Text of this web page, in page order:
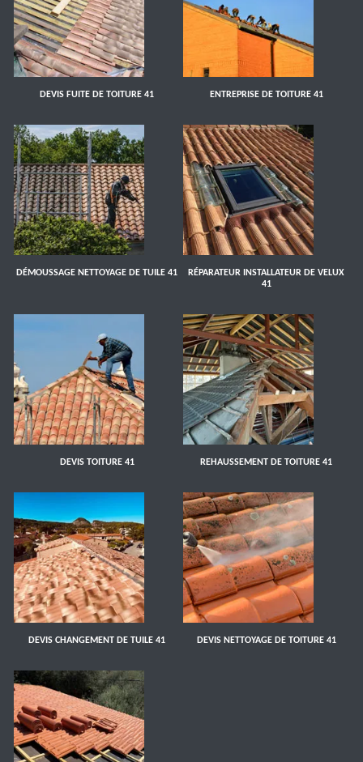
DEVIS FUITE DE TOITURE 41 ENTREPRISE DE TOITURE 41
DÉMOUSSAGE NETTOYAGE DE TUILE 41
RÉPARATEUR INSTALLATEUR DE VELUX
41
DEVIS TOITURE 41 REHAUSSEMENT DE TOITURE 41
DEVIS CHANGEMENT DE TUILE 41 DEVIS NETTOYAGE DE TOITURE 41